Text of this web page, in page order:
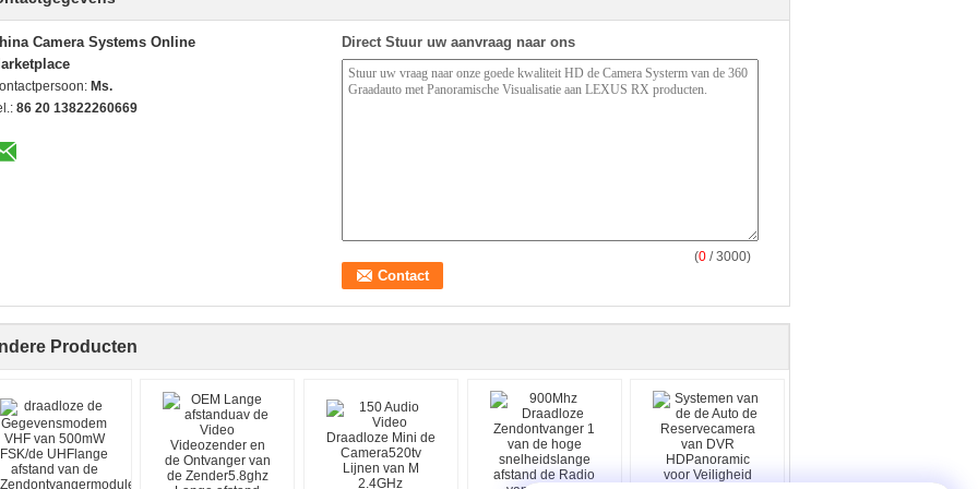
Camera Systems Online
Ms.
86 20 13822260669
Direct Stuur uw aanvraag naar ons
(0 / 3000)
Producten